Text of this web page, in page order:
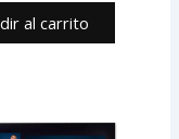
al carrito